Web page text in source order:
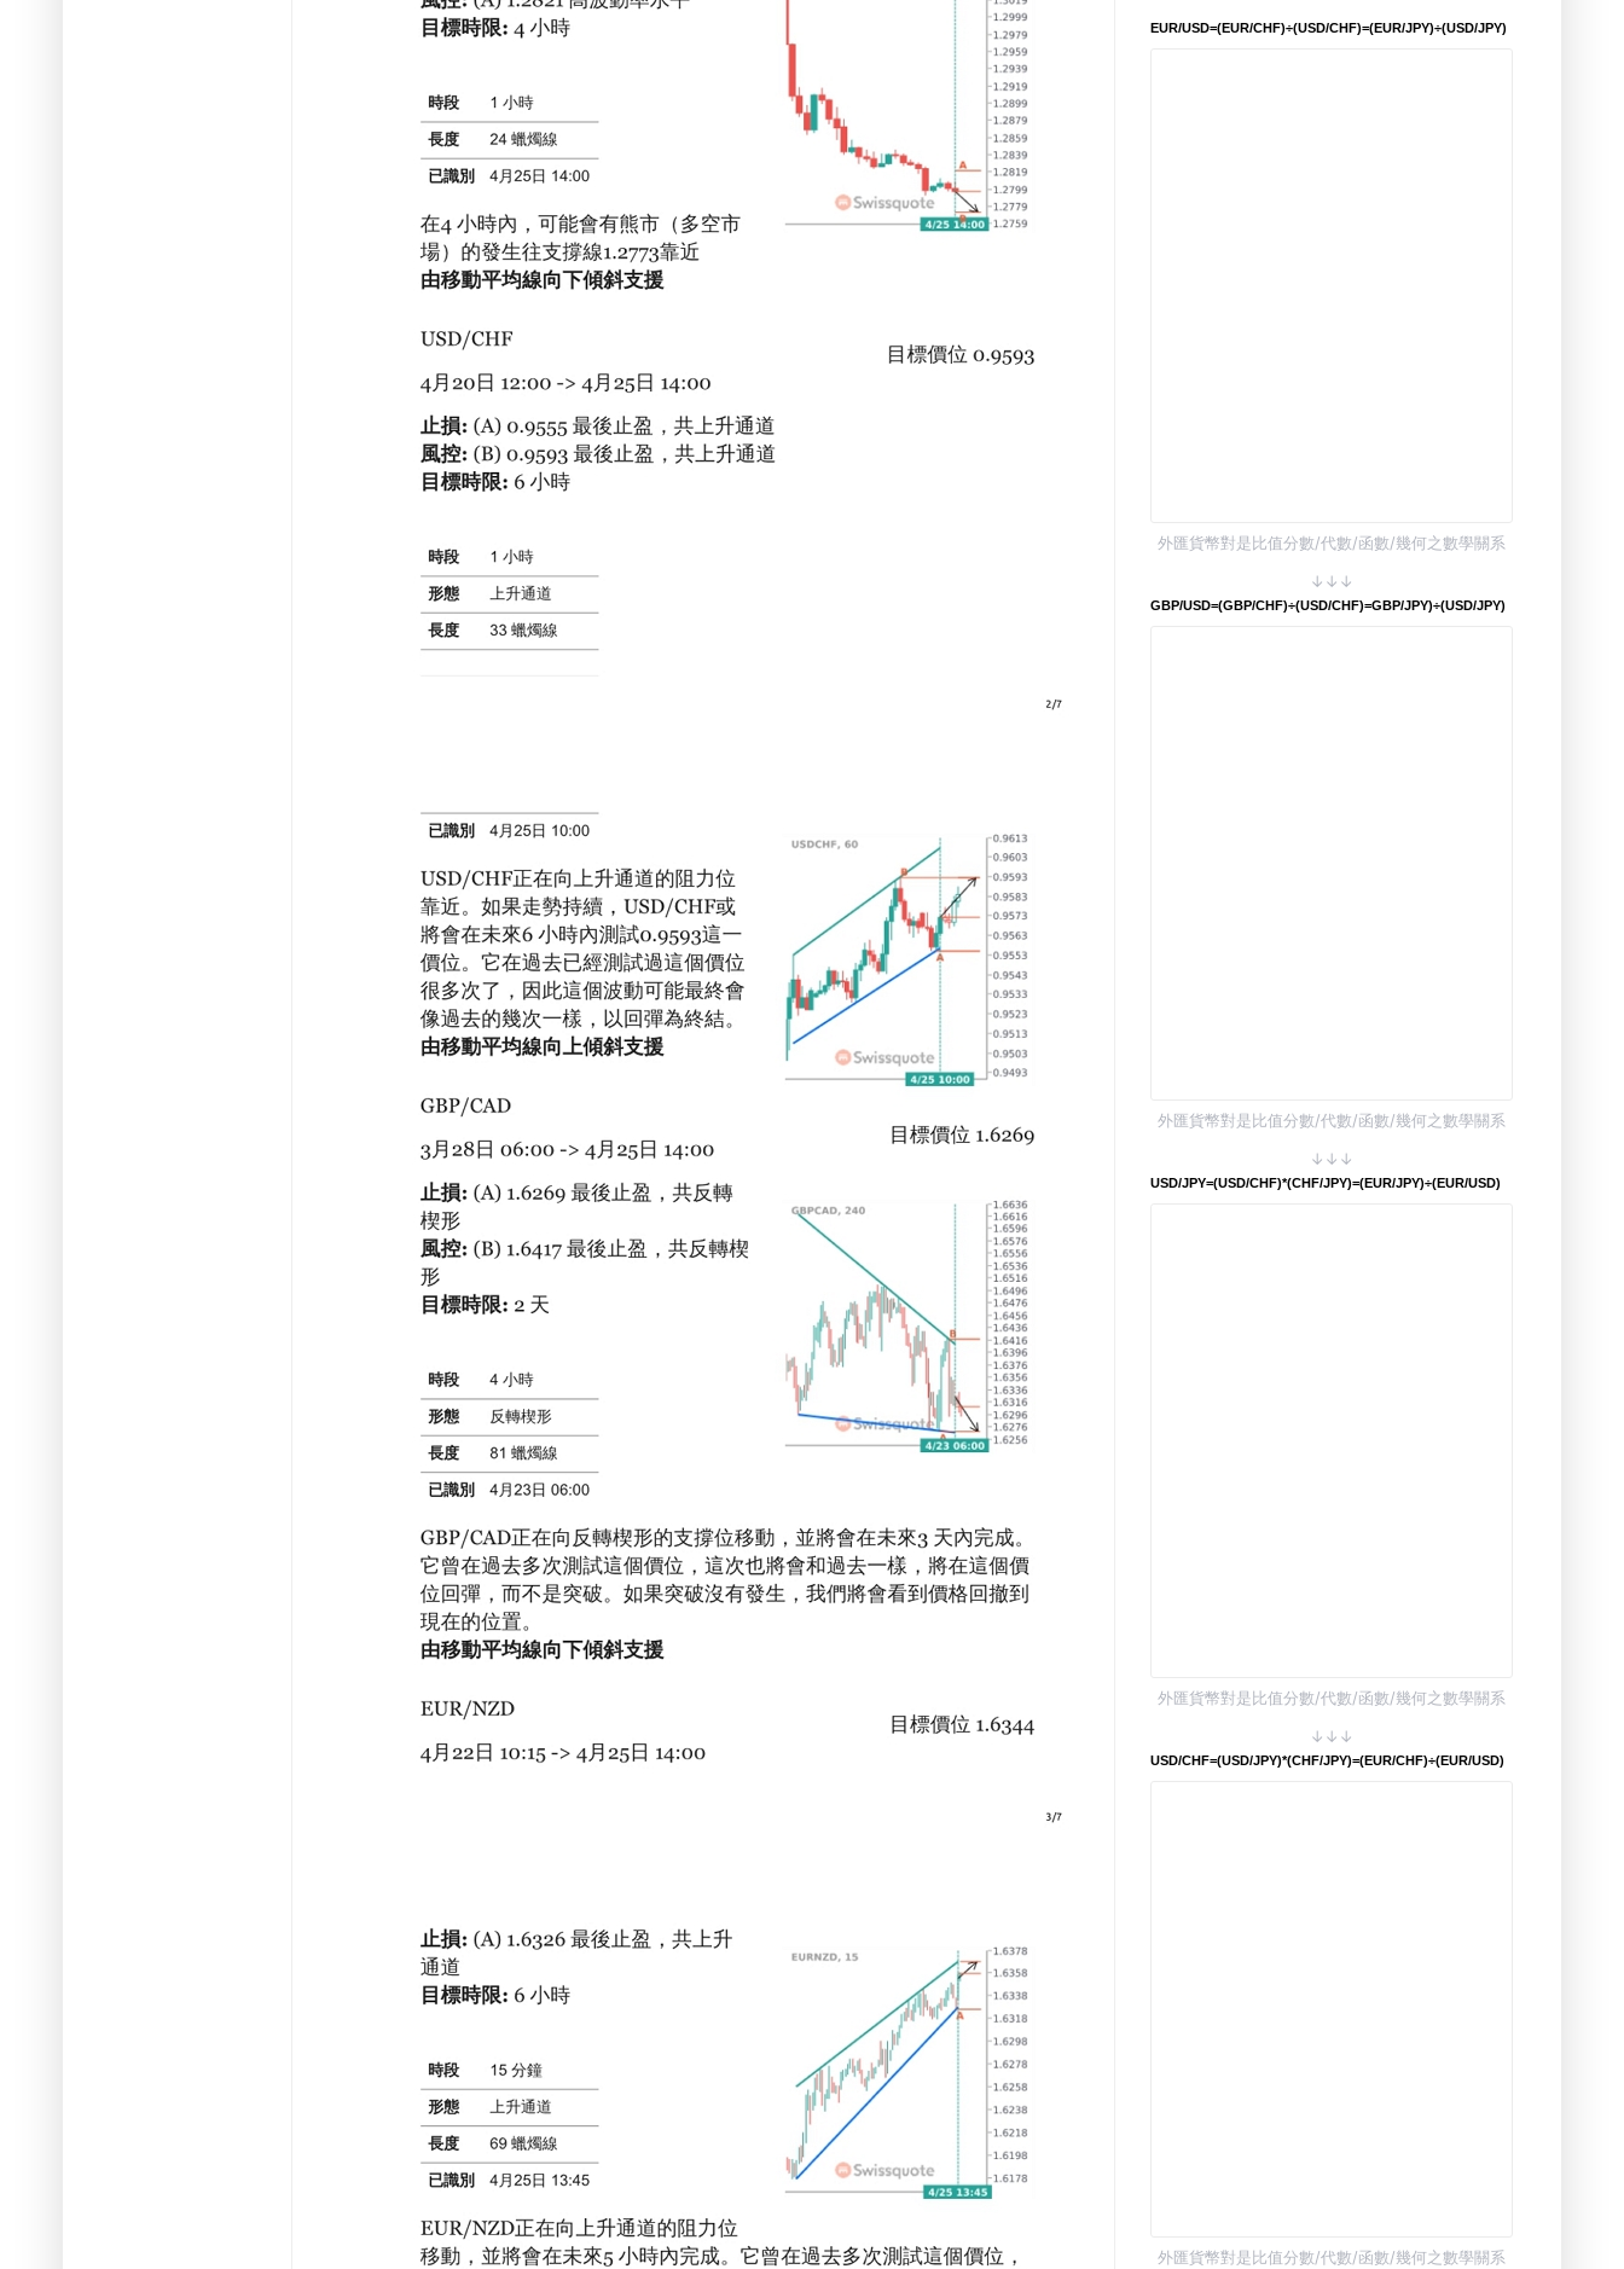
EUR/USD=(EUR/CHF)÷(USD/CHF)=(EUR/JPY)÷(USD/JPY)
外匯貨幣對是比值分數/代數/函數/幾何之數學關系
↓↓↓
GBP/USD=(GBP/CHF)÷(USD/CHF)=GBP/JPY)÷(USD/JPY)
外匯貨幣對是比值分數/代數/函數/幾何之數學關系
↓↓↓
USD/JPY=(USD/CHF)*(CHF/JPY)=(EUR/JPY)÷(EUR/USD)
外匯貨幣對是比值分數/代數/函數/幾何之數學關系
↓↓↓
USD/CHF=(USD/JPY)*(CHF/JPY)=(EUR/CHF)÷(EUR/USD)
外匯貨幣對是比值分數/代數/函數/幾何之數學關系